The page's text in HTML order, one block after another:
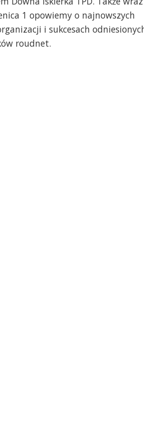
Przyjaciół Dzieci z
1 opowiemy o najnowszych
i sukcesach
roudnet.